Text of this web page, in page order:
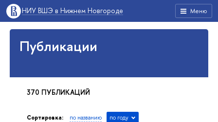
Меню
НИУ ВШЭ в Нижнем Новгороде
Публикации
370 ПУБЛИКАЦИЙ
Сортировка: по названию по году